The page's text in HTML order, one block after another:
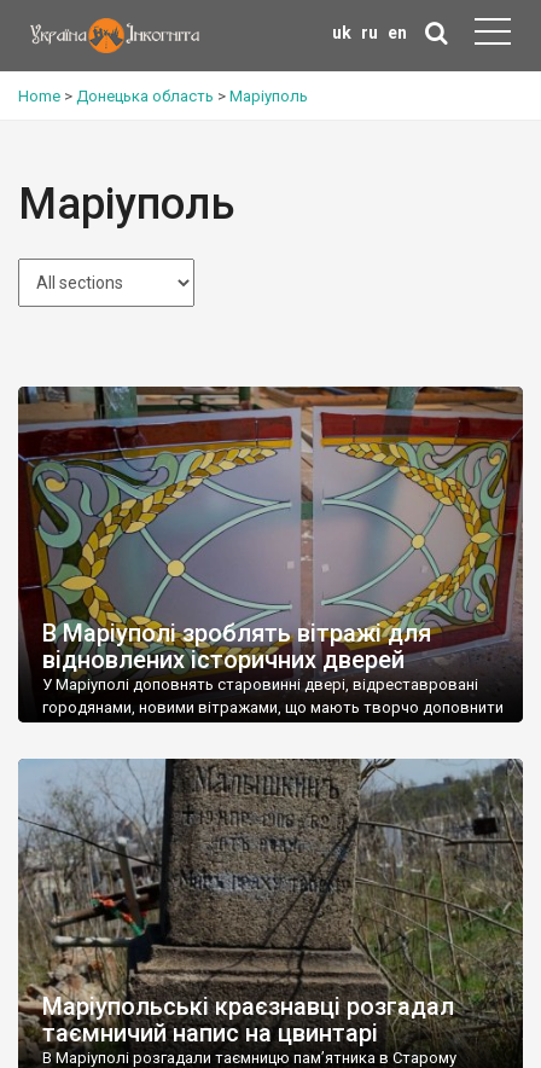
uk ru en
Home > Донецька область > Маріуполь
Маріуполь
В Маріуполі зроблять вітражі для
відновлених історичних дверей
У Маріуполі доповнять старовинні двері, відреставровані
городянами, новими вітражами, що мають творчо доповнити
Мелекову. Вітражі виконані приватними майстрами з Києва.
Про це повідомив у Фейсбук засновник проєкту “Життя
дверей має значення” Ярослав Федоровський. “Під час
реконструкції ми завжди […]
Маріупольські краєзнавці розгадал
таємничий напис на цвинтарі
В Маріуполі розгадали таємницю пам’ятника в Старому